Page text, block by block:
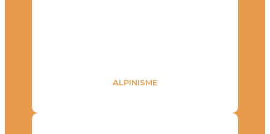
ALPINISME